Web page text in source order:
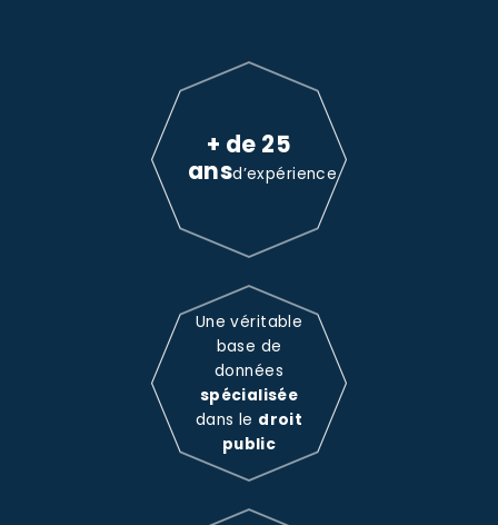
+ de 25
ansd’expérience
Une véritable
base de
données
spécialisée
dans le droit
public